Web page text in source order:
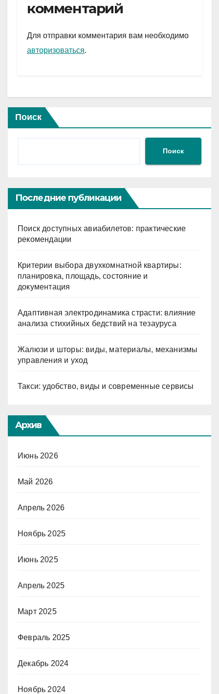
a
m
A
p
и
комментарий
Для отправки комментария вам необходимо
авторизоваться.
Поиск
Поиск
Последние публикации
Поиск доступных авиабилетов: практические
рекомендации
Критерии выбора двухкомнатной квартиры:
планировка, площадь, состояние и
документация
Адаптивная электродинамика страсти: влияние
анализа стихийных бедствий на тезауруса
Жалюзи и шторы: виды, материалы, механизмы
управления и уход
Такси: удобство, виды и современные сервисы
Архив
Июнь 2026
Май 2026
Апрель 2026
Ноябрь 2025
Июнь 2025
Апрель 2025
Март 2025
Февраль 2025
Декабрь 2024
Ноябрь 2024